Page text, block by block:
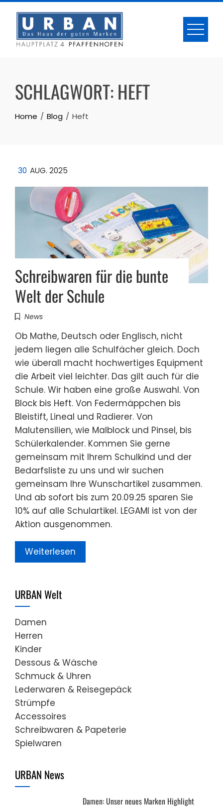
Skip
content
SCHLAGWORT:HEFT
Home Blog Heft
30 AUG. 2025
Schreibwaren für die bunte
Welt der Schule
News
Ob Mathe, Deutsch oder Englisch, nicht
jedem liegen alle Schulfächer gleich. Doch
wie überall macht hochwertiges Equipment
die Arbeit viel leichter. Das gilt auch für die
Schule. Wir haben eine große Auswahl. Von
Block bis Heft. Von Federmäppchen bis
Bleistift, Lineal und Radierer. Von
Malutensilien, wie Malblock und Pinsel, bis
Schülerkalender. Kommen Sie gerne
gemeinsam mit Ihrem Schulkind und der
Bedarfsliste zu uns und wir suchen
gemeinsam Ihre Wunschartikel zusammen.
Und ab sofort bis zum 20.09.25 sparen Sie
10% auf alle Schulartikel. LEGAMI ist von der
Aktion ausgenommen.
Weiterlesen
URBAN Welt
Damen
Herren
Kinder
Dessous & Wäsche
Schmuck & Uhren
Lederwaren & Reisegepäck
Strümpfe
Accessoires
Schreibwaren & Papeterie
Spielwaren
URBAN News
Damen: Unser neues Marken Highlight